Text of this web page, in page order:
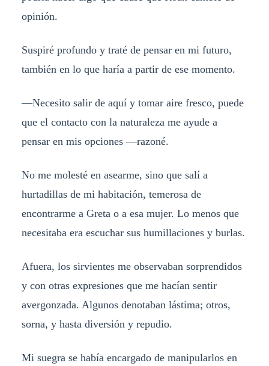
opinión.
Suspiré profundo y traté de pensar en mi futuro,
también en lo que haría a partir de ese momento.
—Necesito salir de aquí y tomar aire fresco, puede
que el contacto con la naturaleza me ayude a
pensar en mis opciones —razoné.
No me molesté en asearme, sino que salí a
hurtadillas de mi habitación, temerosa de
encontrarme a Greta o a esa mujer. Lo menos que
necesitaba era escuchar sus humillaciones y burlas.
Afuera, los sirvientes me observaban sorprendidos
y con otras expresiones que me hacían sentir
avergonzada. Algunos denotaban lástima; otros,
sorna, y hasta diversión y repudio.
Mi suegra se había encargado de manipularlos en